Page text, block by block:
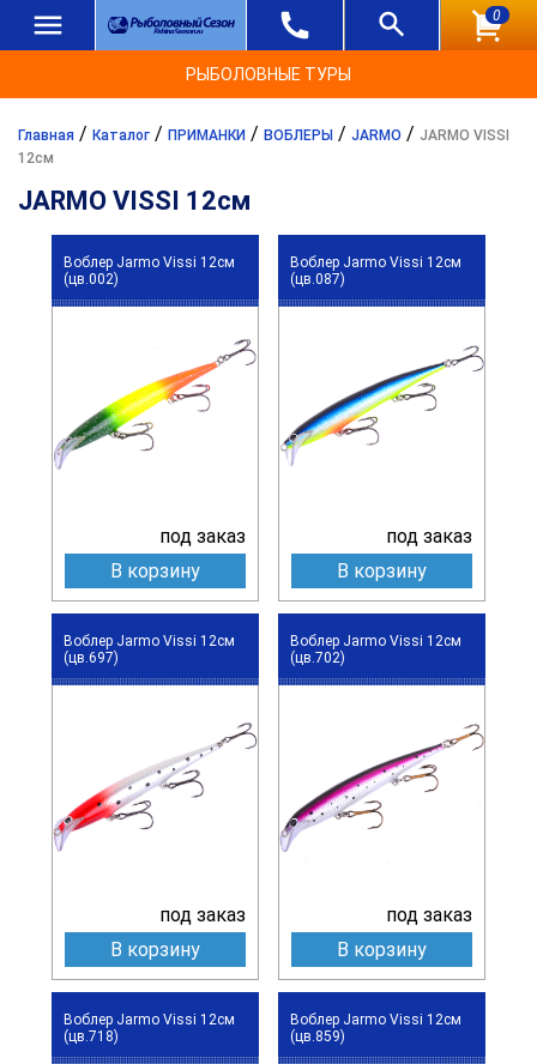
0
РЫБОЛОВНЫЕ ТУРЫ
Главная / Каталог / ПРИМАНКИ / ВОБЛЕРЫ / JARMO / JARMO VISSI
12см
JARMO VISSI 12см
Воблер Jarmo Vissi 12см
(цв.002)
под заказ
В корзину
Воблер Jarmo Vissi 12см
(цв.087)
под заказ
В корзину
Воблер Jarmo Vissi 12см
(цв.697)
под заказ
В корзину
Воблер Jarmo Vissi 12см
(цв.702)
под заказ
В корзину
Воблер Jarmo Vissi 12см
(цв.718)
Воблер Jarmo Vissi 12см
(цв.859)